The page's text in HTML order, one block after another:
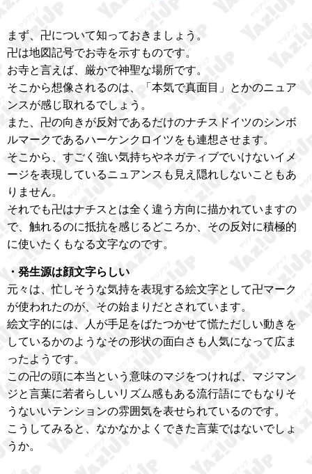
まず、卍について知っておきましょう。
卍は地図記号でお寺を示すものです。
お寺と言えば、厳かで神聖な場所です。
そこから想像されるのは、「本気で真面目」とかのニュア
ンスが感じ取れるでしょう。
また、卍の向きが反対であるだけのナチスドイツのシンボ
ルマークであるハーケンクロイツをも連想させます。
そこから、すごく強い気持ちやネガティブでいけないイメ
ージを表現しているニュアンスも見え隠れしないこともあ
りません。
それでも卍はナチスとは全く違う方向に描かれていますの
で、触れるのに抵抗を感じるどころか、その反対に積極的
に使いたくもなる文字なのです。
・発生源は顔文字らしい
元々は、忙しそうな気持を表現する絵文字として卍マーク
が使われたのが、その始まりだとされています。
絵文字的には、人が手足をばたつかせて慌ただしい動きを
しているかのようなその形状の面白さも人気になって広ま
ったようです。
この卍の頭に本当という意味のマジをつければ、マジマン
ジと言葉に若者らしいリズム感もある流行語にでもなりそ
うないいテンションの雰囲気を表せられているのです。
こうしてみると、なかなかよくできた言葉ではないでしょ
うか。